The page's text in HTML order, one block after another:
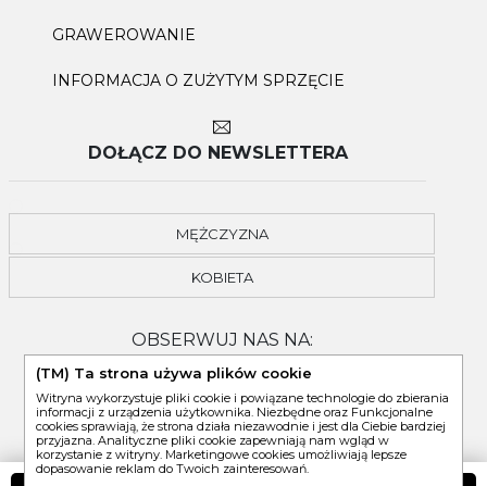
GRAWEROWANIE
INFORMACJA O ZUŻYTYM SPRZĘCIE
DOŁĄCZ DO NEWSLETTERA
MĘŻCZYZNA
KOBIETA
OBSERWUJ NAS NA:
(TM) Ta strona używa plików cookie
Witryna wykorzystuje pliki cookie i powiązane technologie do zbierania
informacji z urządzenia użytkownika. Niezbędne oraz Funkcjonalne
cookies sprawiają, że strona działa niezawodnie i jest dla Ciebie bardziej
przyjazna. Analityczne pliki cookie zapewniają nam wgląd w
korzystanie z witryny. Marketingowe cookies umożliwiają lepsze
dopasowanie reklam do Twoich zainteresowań.